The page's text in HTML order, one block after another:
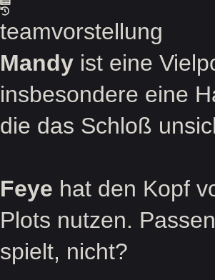
teamvorstellung
Mandy ist eine
insbesondere eine
die das Schloß
Feye hat den Kopf
Plots nutzen.
spielt, nicht?